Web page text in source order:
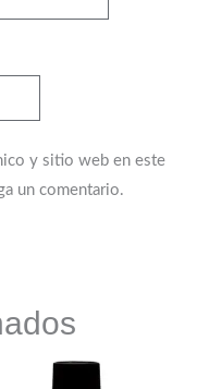
y sitio web en este
un comentario.